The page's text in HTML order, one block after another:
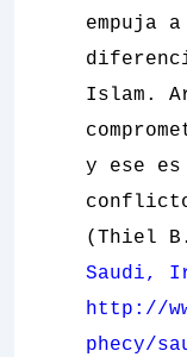
empuja
Islam.
y ese
(Thiel
Saudi,
http://
phecy/